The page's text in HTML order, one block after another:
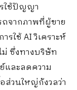
รใช้ปัญญา
ถจากภาพที่ผู้ขาย
ใช้ AI วิเคราะห์
ซึ่งทางบริษัท
และลดความ
ส่วนใหญ่กังวลว่า